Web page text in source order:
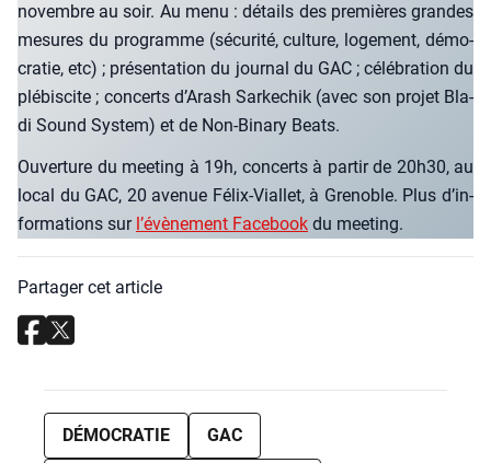
novembre au soir. Au menu : détails des pre­mières grandes
mesures du pro­gramme (sécu­ri­té, culture, loge­ment, démo­
cra­tie, etc) ; pré­sen­ta­tion du jour­nal du GAC ; célé­bra­tion du
plé­bis­cite ; concerts d’A­rash Sar­ke­chik (avec son pro­jet Bla­
di Sound Sys­tem) et de Non-Bina­ry Beats.
Ouver­ture du mee­ting à 19h, concerts à par­tir de 20h30, au
local du GAC, 20 ave­nue Félix-Vial­let, à Gre­noble. Plus d’in­
for­ma­tions sur l’é­vè­ne­ment Face­book du mee­ting.
Partager cet article
DÉMOCRATIE GAC